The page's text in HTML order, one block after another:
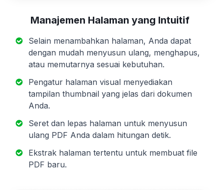
Manajemen Halaman yang Intuitif
Selain menambahkan halaman, Anda dapat
dengan mudah menyusun ulang, menghapus,
atau memutarnya sesuai kebutuhan.
Pengatur halaman visual menyediakan
tampilan thumbnail yang jelas dari dokumen
Anda.
Seret dan lepas halaman untuk menyusun
ulang PDF Anda dalam hitungan detik.
Ekstrak halaman tertentu untuk membuat file
PDF baru.